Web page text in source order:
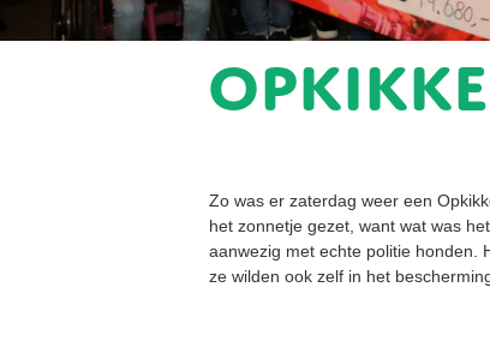
Zo was er zaterdag weer een
het zonnetje gezet, want wat was
aanwezig met echte politie honden.
ze wilden ook zelf in het